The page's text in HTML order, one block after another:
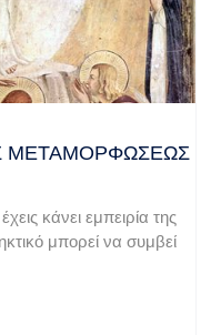
ΜΕΤΑΜΟΡΦΩΣΕΩΣ
κάνει εμπειρία της
μπορεί να συμβεί